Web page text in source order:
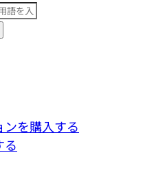
を購入する
る